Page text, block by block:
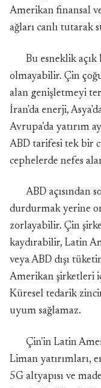
Amerikan finansal
ağları canlı tutarak
Bu esneklik
olmayabilir. Çin
alan genişletmeyi
İran'da enerji,
Avrupa'da yatırım
ABD tarifesi tek bir
cephelerde nefes
ABD açısından
durdurmak yerine
zorlayabilir. Çin
kaydırabilir, Latin
veya ABD dışı
Amerikan şirketleri
Küresel tedarik
uyum sağlamaz.
Çin'in Latin
Liman yatırımları,
5G altyapısı ve